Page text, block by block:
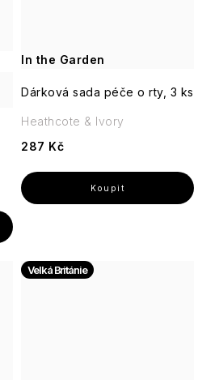
In the Garden
Dárková sada péče o rty, 3 ks
287 Kč
Heathcote & Ivory
Velká Británie